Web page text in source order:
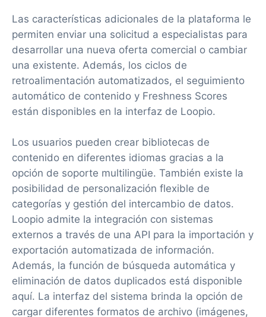
Las características adicionales de la plataforma le
permiten enviar una solicitud a especialistas para
desarrollar una nueva oferta comercial o cambiar
una existente. Además, los ciclos de
retroalimentación automatizados, el seguimiento
automático de contenido y Freshness Scores
están disponibles en la interfaz de Loopio.
Los usuarios pueden crear bibliotecas de
contenido en diferentes idiomas gracias a la
opción de soporte multilingüe. También existe la
posibilidad de personalización flexible de
categorías y gestión del intercambio de datos.
Loopio admite la integración con sistemas
externos a través de una API para la importación y
exportación automatizada de información.
Además, la función de búsqueda automática y
eliminación de datos duplicados está disponible
aquí. La interfaz del sistema brinda la opción de
cargar diferentes formatos de archivo (imágenes,